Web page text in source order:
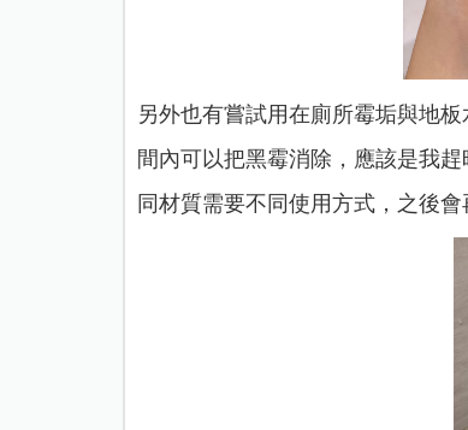
另外也有嘗試用在廁所霉垢與地
間內可以把黑霉消除，應該是我
同材質需要不同使用方式，之後